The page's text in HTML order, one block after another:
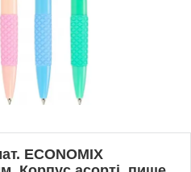
ECONOMIX